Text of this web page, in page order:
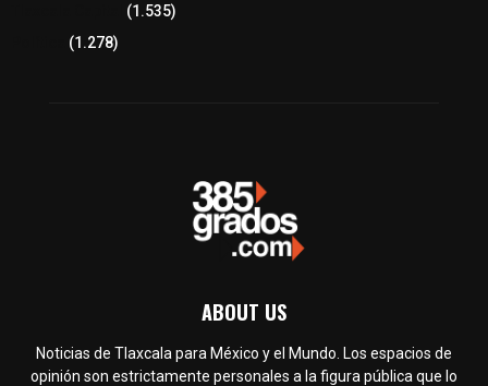
(1.535)
(1.278)
ABOUT US
Noticias de Tlaxcala para México y el Mundo. Los espacios de
opinión son estrictamente personales a la figura pública que lo